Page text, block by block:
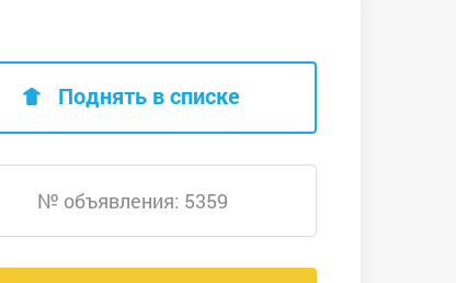
Поднять в списке
№ объявления: 5359